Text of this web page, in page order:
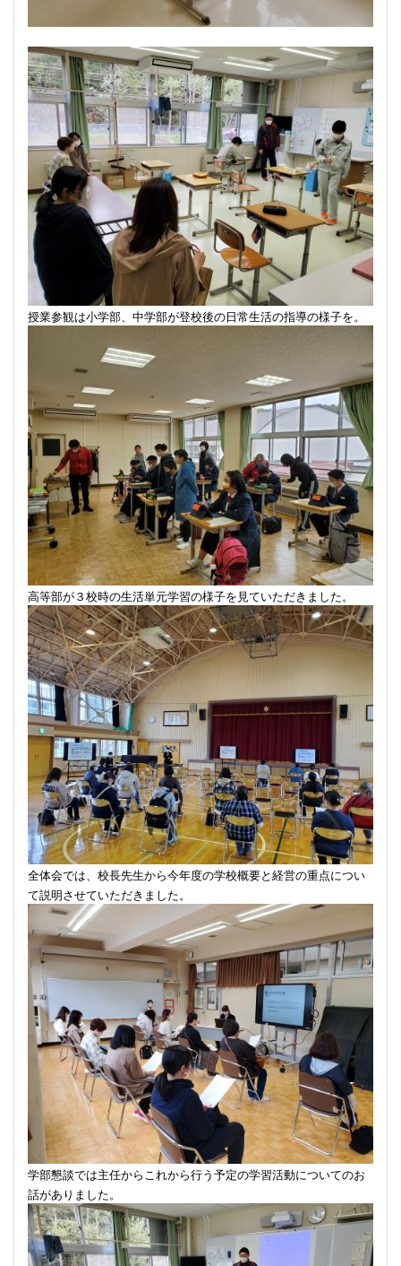
授業参観は小学部、中学部が登校後の日常生活の指導の様子を。
高等部が３校時の生活単元学習の様子を見ていただきました。
全体会では、校長先生から今年度の学校概要と経営の重点につい
て説明させていただきました。
学部懇談では主任からこれから行う予定の学習活動についてのお
話がありました。